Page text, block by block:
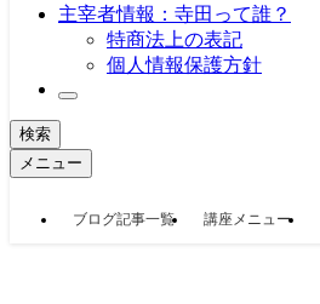
主宰者情報：寺田って誰？
特商法上の表記
個人情報保護方針
検索
メニュー
ブログ記事一覧 講座メニュー